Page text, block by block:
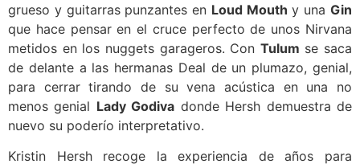
grueso y guitarras punzantes en Loud Mouth y unaGin
que hace pensar en el cruce perfecto de unos Nirvana
metidos en los nuggets garageros. Con Tulum se saca
de delante a las hermanas Deal de un plumazo, genial,
para cerrar tirando de su vena acústica en una no
menos genial Lady Godiva donde Hersh demuestra de
nuevo su poderío interpretativo.
Kristin Hersh recoge la experiencia de años para